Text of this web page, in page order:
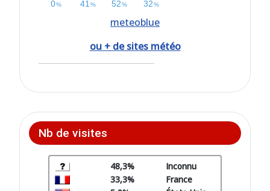
meteoblue
ou + de sites météo
Nb de visites
48,3%
Inconnu
33,3%
France